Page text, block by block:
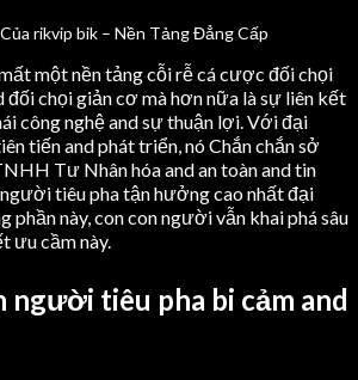
một nền tảng cỗi rễ cá cược đối chọi
đối chọi giản cơ mà hơn nữa là sự liên kết
công nghệ and sự thuận lợi. Với đại
tiến and phát triển, nó Chắn chắn sở
Tư Nhân hóa and an toàn and tin
tiêu pha tận hưởng cao nhất đại
phần này, con con người vẫn khai phá sâu
ưu cầm này.
người tiêu pha bi cảm and